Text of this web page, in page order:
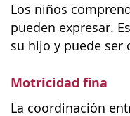
Los niños
pueden expresar.
su hijo y puede ser
Motricidad fina
La coordinación